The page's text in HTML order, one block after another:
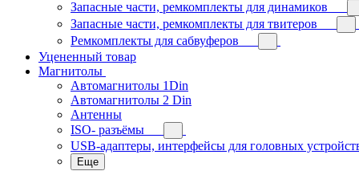
Запасные части, ремкомплекты для динамиков
Запасные части, ремкомплекты для твитеров
Ремкомплекты для сабвуферов
Уцененный товар
Магнитолы
Автомагнитолы 1Din
Автомагнитолы 2 Din
Антенны
ISO- разъёмы
USB-адаптеры, интерфейсы для головных
Еще